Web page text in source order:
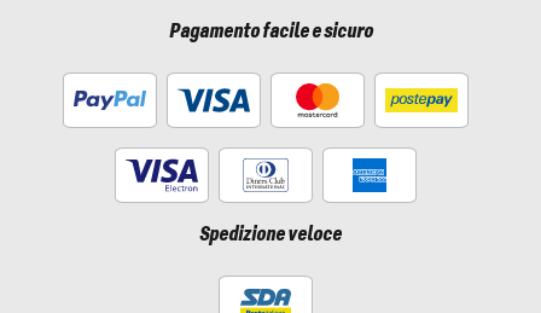
Pagamento facile e sicuro
Spedizione veloce